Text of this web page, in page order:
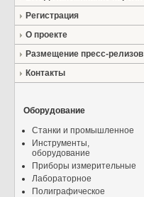
Регистрация
О проекте
Размещение пресс-релизов
Контакты
Оборудование
Станки и промышленное
Инструменты,
оборудование
Приборы измерительные
Лабораторное
Полиграфическое